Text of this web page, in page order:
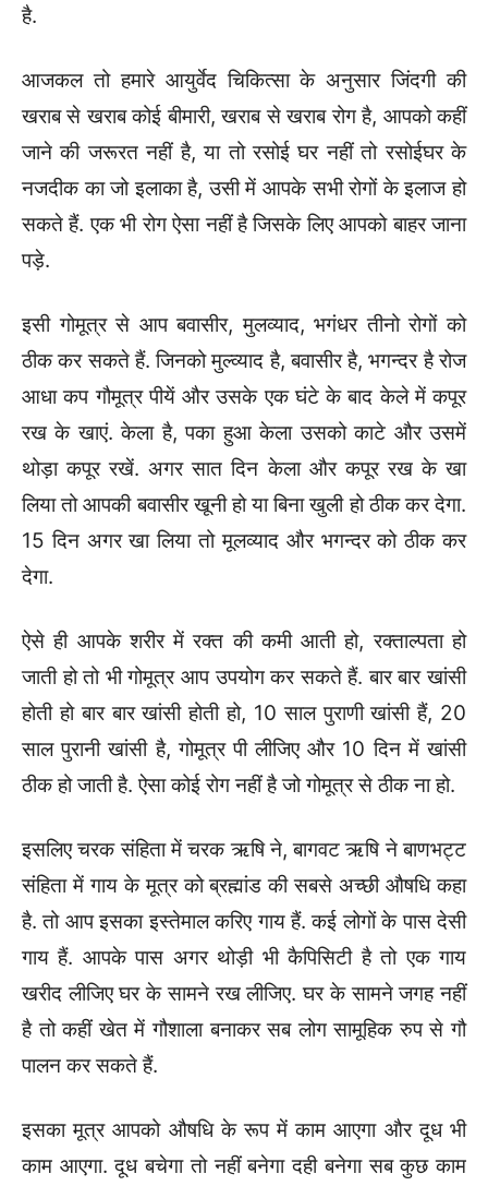
है.
आजकल तो हमारे आयुर्वेद चिकित्सा के अनुसार जिंदगी की
खराब से खराब कोई बीमारी, खराब से खराब रोग है, आपको कहीं
जाने की जरूरत नहीं है, या तो रसोई घर नहीं तो रसोईघर के
नजदीक का जो इलाका है, उसी में आपके सभी रोगों के इलाज हो
सकते हैं. एक भी रोग ऐसा नहीं है जिसके लिए आपको बाहर जाना
पड़े.
इसी गोमूत्र से आप बवासीर, मुलव्याद, भगंधर तीनो रोगों को
ठीक कर सकते हैं. जिनको मुल्व्याद है, बवासीर है, भगन्दर है रोज
आधा कप गौमूत्र पीयें और उसके एक घंटे के बाद केले में कपूर
रख के खाएं. केला है, पका हुआ केला उसको काटे और उसमें
थोड़ा कपूर रखें. अगर सात दिन केला और कपूर रख के खा
लिया तो आपकी बवासीर खूनी हो या बिना खुली हो ठीक कर देगा.
15 दिन अगर खा लिया तो मूलव्याद और भगन्दर को ठीक कर
देगा.
ऐसे ही आपके शरीर में रक्त की कमी आती हो, रक्ताल्पता हो
जाती हो तो भी गोमूत्र आप उपयोग कर सकते हैं. बार बार खांसी
होती हो बार बार खांसी होती हो, 10 साल पुराणी खांसी हैं, 20
साल पुरानी खांसी है, गोमूत्र पी लीजिए और 10 दिन में खांसी
ठीक हो जाती है. ऐसा कोई रोग नहीं है जो गोमूत्र से ठीक ना हो.
इसलिए चरक संहिता में चरक ऋषि ने, बागवट ऋषि ने बाणभट्ट
संहिता में गाय के मूत्र को ब्रह्मांड की सबसे अच्छी औषधि कहा
है. तो आप इसका इस्तेमाल करिए गाय हैं. कई लोगों के पास देसी
गाय हैं. आपके पास अगर थोड़ी भी कैपिसिटी है तो एक गाय
खरीद लीजिए घर के सामने रख लीजिए. घर के सामने जगह नहीं
है तो कहीं खेत में गौशाला बनाकर सब लोग सामूहिक रुप से गौ
पालन कर सकते हैं.
इसका मूत्र आपको औषधि के रूप में काम आएगा और दूध भी
काम आएगा. दूध बचेगा तो नहीं बनेगा दही बनेगा सब कुछ काम